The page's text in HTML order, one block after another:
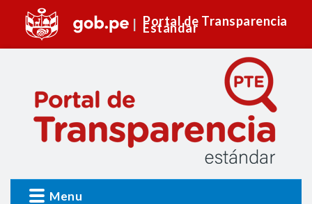
Portal de Transparencia
Estándar
Menu